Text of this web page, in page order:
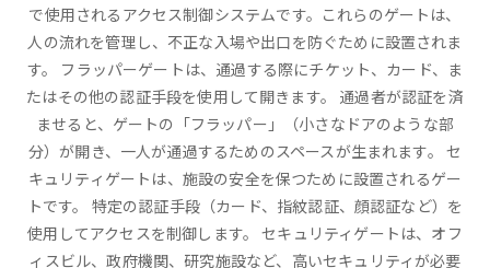
で使用されるアクセス制御システムです。これらのゲートは、
人の流れを管理し、不正な入場や出口を防ぐために設置されま
す。 フラッパーゲートは、通過する際にチケット、カード、ま
たはその他の認証手段を使用して開きます。 通過者が認証を済
ませると、ゲートの「フラッパー」（小さなドアのような部
分）が開き、一人が通過するためのスペースが生まれます。 セ
キュリティゲートは、施設の安全を保つために設置されるゲー
トです。 特定の認証手段（カード、指紋認証、顔認証など）を
使用してアクセスを制御します。 セキュリティゲートは、オフ
ィスビル、政府機関、研究施設など、高いセキュリティが必要